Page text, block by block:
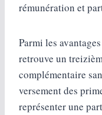
rémunération et
Parmi les
retrouve un
complémentaire
versement des
représenter une